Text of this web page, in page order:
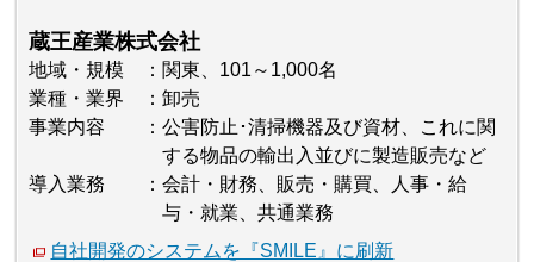
蔵王産業株式会社
地域・規模
関東、101～1,000名
業種・業界
卸売
事業内容
公害防止･清掃機器及び資材、これに関
する物品の輸出入並びに製造販売など
導入業務
会計・財務、販売・購買、人事・給
与・就業、共通業務
自社開発のシステムを『SMILE』に刷新